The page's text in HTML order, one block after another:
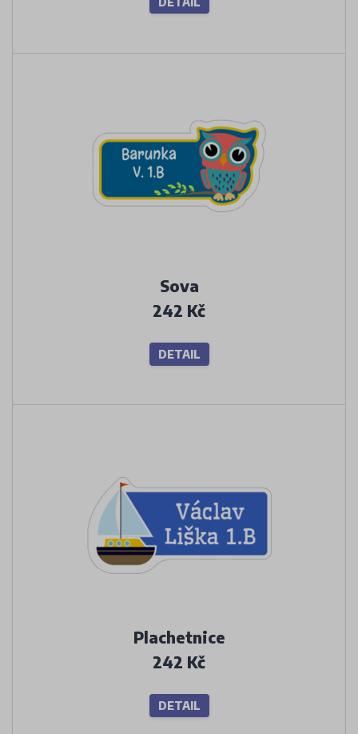
Sova
242 Kč
DETAIL
Plachetnice
242 Kč
DETAIL